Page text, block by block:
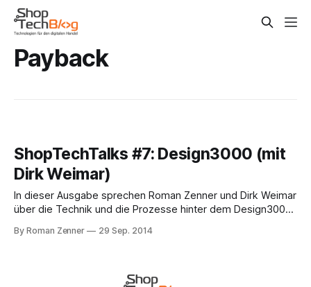
Payback
ShopTechTalks #7: Design3000 (mit
Dirk Weimar)
In dieser Ausgabe sprechen Roman Zenner und Dirk Weimar
über die Technik und die Prozesse hinter dem Design3000-
Kategorie "Möbel & Wohnen" gewonnen hat. Dirk Weimar
By Roman Zenner 29 Sep. 2014